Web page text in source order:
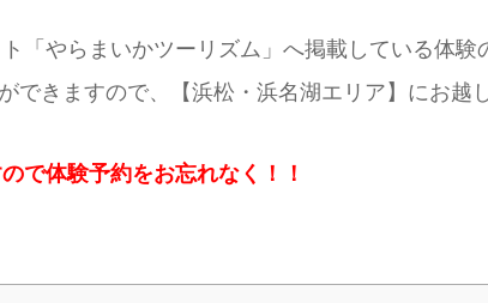
「やらまいかツーリズム」へ掲載している体験
できますので、【浜松・浜名湖エリア】にお越
で体験予約をお忘れなく！！